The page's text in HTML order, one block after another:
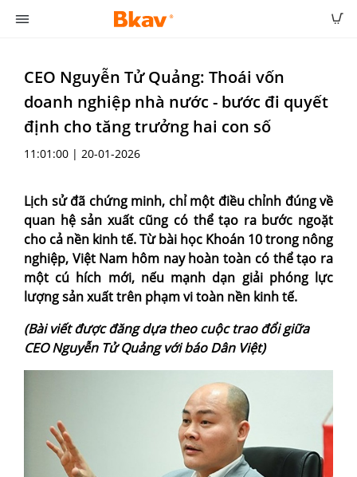
CEO Nguyễn Tử Quảng: Thoái vốn
doanh nghiệp nhà nước - bước đi quyết
định cho tăng trưởng hai con số
11:01:00 | 20-01-2026
Lịch sử đã chứng minh, chỉ một điều chỉnh đúng về
quan hệ sản xuất cũng có thể tạo ra bước ngoặt
cho cả nền kinh tế. Từ bài học Khoán 10 trong nông
nghiệp, Việt Nam hôm nay hoàn toàn có thể tạo ra
một cú hích mới, nếu mạnh dạn giải phóng lực
lượng sản xuất trên phạm vi toàn nền kinh tế.
(Bài viết được đăng dựa theo cuộc trao đổi giữa
CEO Nguyễn Tử Quảng với báo Dân Việt)